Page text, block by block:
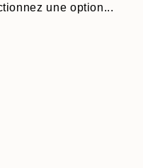
une option...